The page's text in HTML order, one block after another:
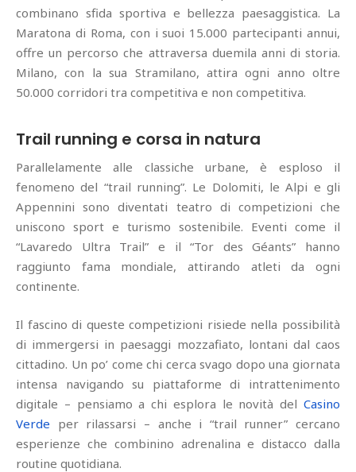
combinano sfida sportiva e bellezza paesaggistica. La
Maratona di Roma, con i suoi 15.000 partecipanti annui,
offre un percorso che attraversa duemila anni di storia.
Milano, con la sua Stramilano, attira ogni anno oltre
50.000 corridori tra competitiva e non competitiva.
Trail running e corsa in natura
Parallelamente alle classiche urbane, è esploso il
fenomeno del “trail running”. Le Dolomiti, le Alpi e gli
Appennini sono diventati teatro di competizioni che
uniscono sport e turismo sostenibile. Eventi come il
“Lavaredo Ultra Trail” e il “Tor des Géants” hanno
raggiunto fama mondiale, attirando atleti da ogni
continente.
Il fascino di queste competizioni risiede nella possibilità
di immergersi in paesaggi mozzafiato, lontani dal caos
cittadino. Un po’ come chi cerca svago dopo una giornata
intensa navigando su piattaforme di intrattenimento
digitale – pensiamo a chi esplora le novità del Casino
Verde per rilassarsi – anche i “trail runner” cercano
esperienze che combinino adrenalina e distacco dalla
routine quotidiana.